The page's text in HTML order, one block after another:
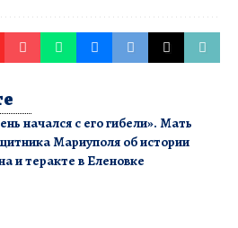
начался с его гибели». Мать
Мариуполя об истории
и теракте в Еленовке